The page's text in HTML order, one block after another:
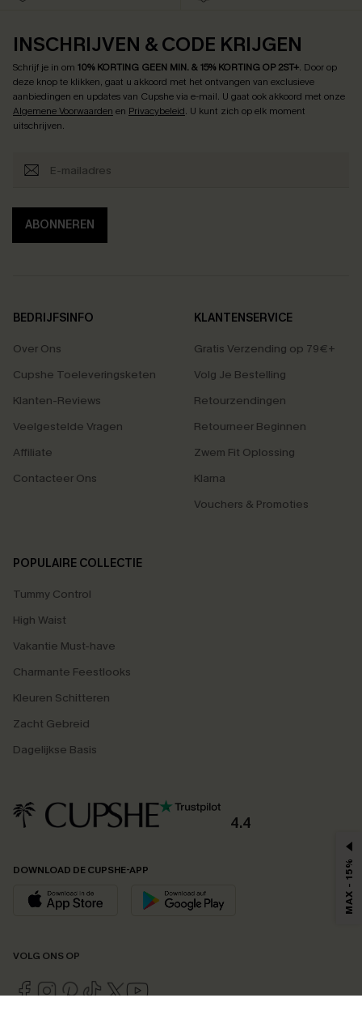
INSCHRIJVEN & CODE KRIJGEN
Schrijf je in om 10% KORTING GEEN MIN. & 15% KORTING OP 2ST+. Door op
deze knop te klikken, gaat u akkoord met het ontvangen van exclusieve
aanbiedingen en updates van Cupshe via e-mail. U gaat ook akkoord met onze
Algemene Voorwaarden en Privacybeleid. U kunt zich op elk moment
uitschrijven.
ABONNEREN
BEDRIJFSINFO
Over Ons
Cupshe Toeleveringsketen
Klanten-Reviews
Veelgestelde Vragen
Affiliate
Contacteer Ons
KLANTENSERVICE
Gratis Verzending op 79€+
Volg Je Bestelling
Retourzendingen
Retourneer Beginnen
Zwem Fit Oplossing
Klarna
Vouchers & Promoties
POPULAIRE COLLECTIE
Tummy Control
High Waist
Vakantie Must-have
Charmante Feestlooks
Kleuren Schitteren
Zacht Gebreid
Dagelijkse Basis
4.4
DOWNLOAD DE CUPSHE-APP
VOLG ONS OP
MAX - 15%